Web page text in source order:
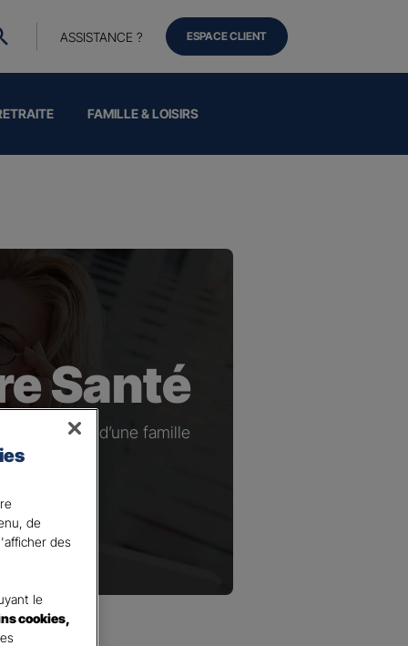
FAMILLE & LOISIRS
ASSISTANCE ? ESPACE CLIENT
Santé
ou à la tête d’une famille
de
des
le
cookies,